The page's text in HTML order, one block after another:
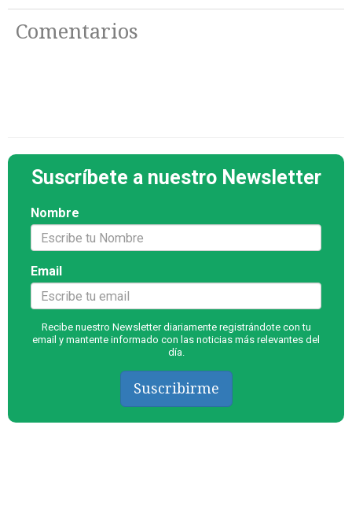
Comentarios
Suscríbete a nuestro Newsletter
Nombre
Email
Recibe nuestro Newsletter diariamente registrándote con tu
email y mantente informado con las noticias más relevantes del
día.
Suscribirme